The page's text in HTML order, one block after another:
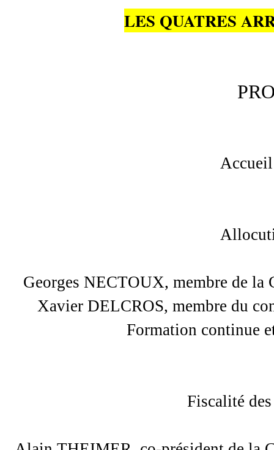
LES QUATRES
Georges NECTOUX, membre de la
Xavier DELCROS, membre du
Formation continue
Fiscalité